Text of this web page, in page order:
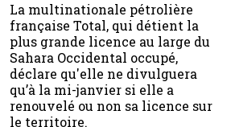
La multinationale pétrolière
française Total, qui détient la
plus grande licence au large du
Sahara Occidental occupé,
déclare qu'elle ne divulguera
qu’à la mi-janvier si elle a
renouvelé ou non sa licence sur
le territoire.